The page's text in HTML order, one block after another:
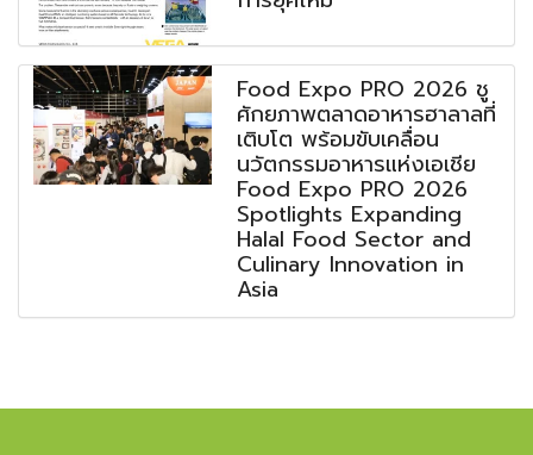
Food Expo PRO 2026 ชู
ศักยภาพตลาดอาหารฮาลาลที่
เติบโต พร้อมขับเคลื่อน
นวัตกรรมอาหารแห่งเอเชีย
Food Expo PRO 2026
Spotlights Expanding
Halal Food Sector and
Culinary Innovation in
Asia